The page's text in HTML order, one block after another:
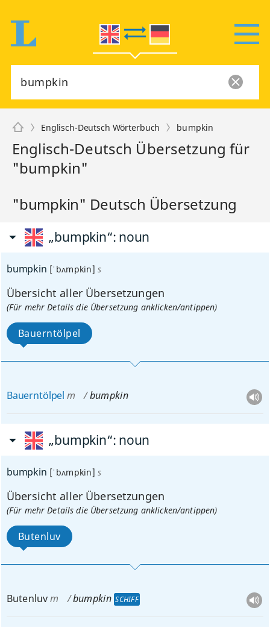
Englisch-Deutsch Wörterbuch bumpkin
Englisch-Deutsch Übersetzung für
"bumpkin"
"bumpkin" Deutsch Übersetzung
„bumpkin“: noun
bumpkin [ˈbʌmpkin] s
Übersicht aller Übersetzungen
(Für mehr Details die Übersetzung anklicken/antippen)
Bauerntölpel
Bauerntölpel m bumpkin
„bumpkin“: noun
bumpkin [ˈbʌmpkin] s
Übersicht aller Übersetzungen
(Für mehr Details die Übersetzung anklicken/antippen)
Butenluv
Butenluvm bumpkin SCHIFF